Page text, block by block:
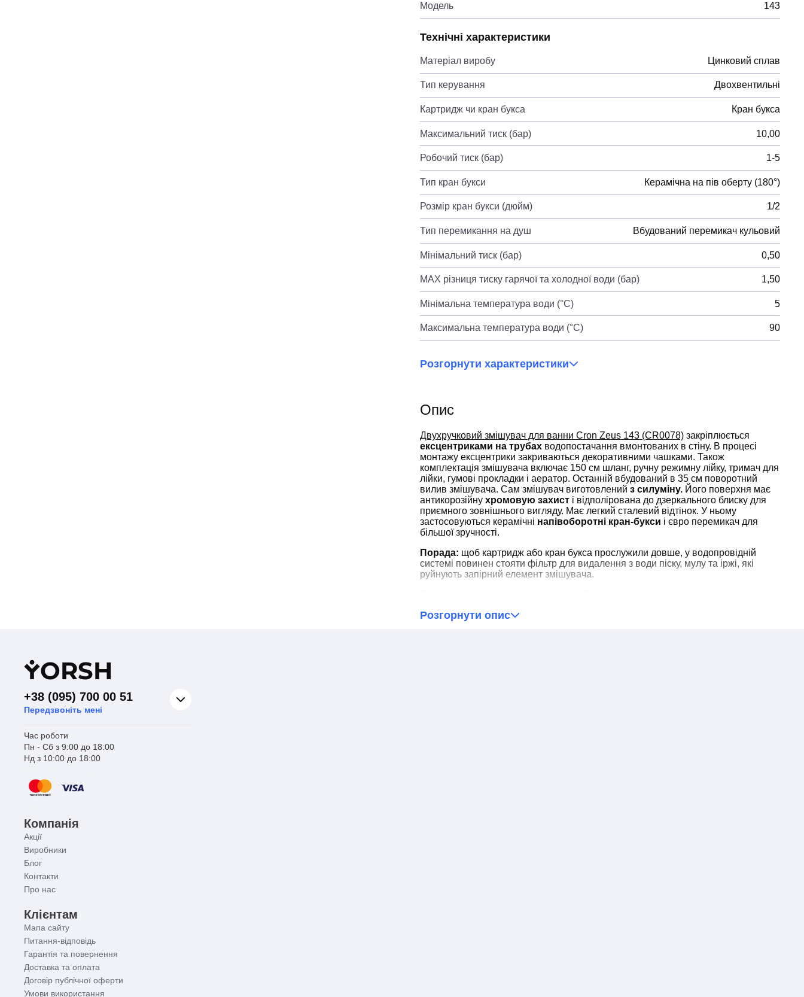
Модель 143
Технічні характеристики
Матеріал виробу Цинковий сплав
Тип керування Двохвентильні
Картридж чи кран букса Кран букса
Максимальний тиск (бар) 10,00
Робочий тиск (бар) 1-5
Тип кран букси Керамічна на пів оберту (180°)
Розмір кран букси (дюйм) 1/2
Тип перемикання на душ Вбудований перемикач кульовий
Мінімальний тиск (бар) 0,50
MAX різниця тиску гарячої та холодної води (бар) 1,50
Мінімальна температура води (°C) 5
Максимальна температура води (°C) 90
Розгорнути характеристики
Опис
Двухручковий змішувач для ванни Cron Zeus 143 (CR0078) закріплюється
ексцентриками на трубах водопостачання вмонтованих в стіну. В процесі
монтажу ексцентрики закриваються декоративними чашками. Також
комплектація змішувача включає 150 см шланг, ручну режимну лійку, тримач для
лійки, гумові прокладки і аератор. Останній вбудований в 35 см поворотний
вилив змішувача. Сам змішувач виготовлений з силуміну. Його поверхня має
антикорозійну хромовую захист і відполірована до дзеркального блиску для
приємного зовнішнього вигляду. Має легкий сталевий відтінок. У ньому
застосовуються керамічні напівоборотні кран-букси і євро перемикач для
більшої зручності.
Порада: щоб картридж або кран букса прослужили довше, у водопровідній
системі повинен стояти фільтр для видалення з води піску, мулу та іржі, які
руйнують запірний елемент змішувача.
товару, або неповної комплектації замовлення звертайтесь до нас по телефону
Розгорнути опис
YORSH
+38 (095) 700 00 51
Передзвоніть мені
Час роботи
Пн - Сб з 9:00 до 18:00
Нд з 10:00 до 18:00
Компанія
Акції
Виробники
Блог
Контакти
Про нас
Клієнтам
Мапа сайту
Питання-відповідь
Гарантія та повернення
Доставка та оплата
Договір публічної оферти
Умови використання